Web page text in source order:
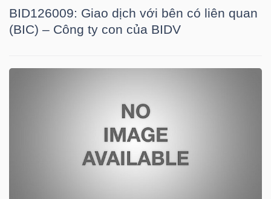
BID126009: Giao dịch với bên có liên quan
(BIC) – Công ty con của BIDV
DỮ
LIỆU
Ngành